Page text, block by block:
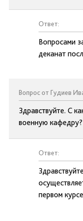
Ответ:
Вопросами
деканат
Вопрос от Гудиев
Здравствуйте. С
военную
Ответ:
первом